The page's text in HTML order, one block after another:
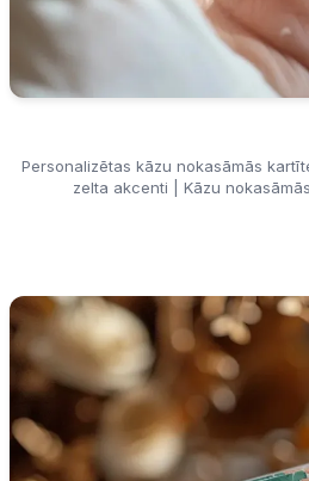
Personalizētas kāzu nokasāmās
zelta akcenti | Kāzu